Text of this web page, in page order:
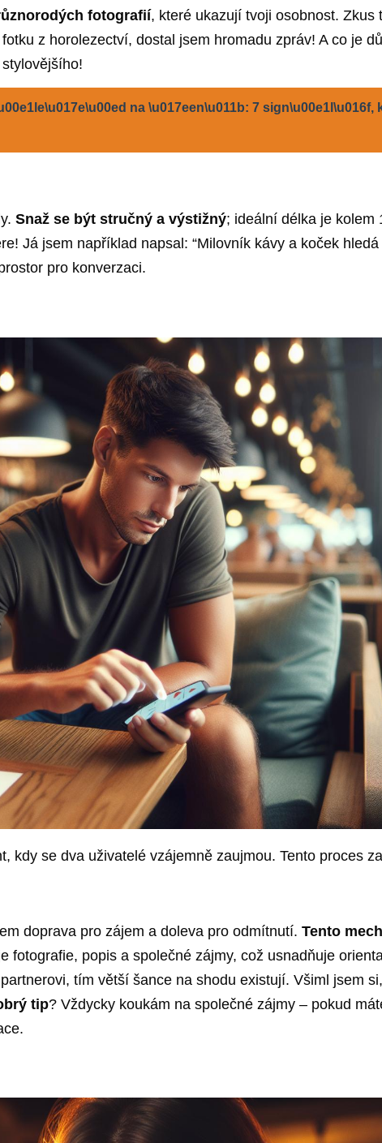
fotografií, které ukazují tvoji osobnost. Zkus
z horolezectví, dostal jsem hromadu zpráv! A co je
na \u017een\u011b: 7 sign\u00e1l\u016f,
Snaž se být stručný a výstižný; ideální délka je kolem
Já jsem například napsal: “Milovník kávy a koček
pro konverzaci.
kdy se dva uživatelé vzájemně zaujmou. Tento proces
doprava pro zájem a doleva pro odmítnutí. Tento
fotografie, popis a společné zájmy, což usnadňuje
tím větší šance na shodu existují. Všiml jsem
tip? Vždycky koukám na společné zájmy – pokud